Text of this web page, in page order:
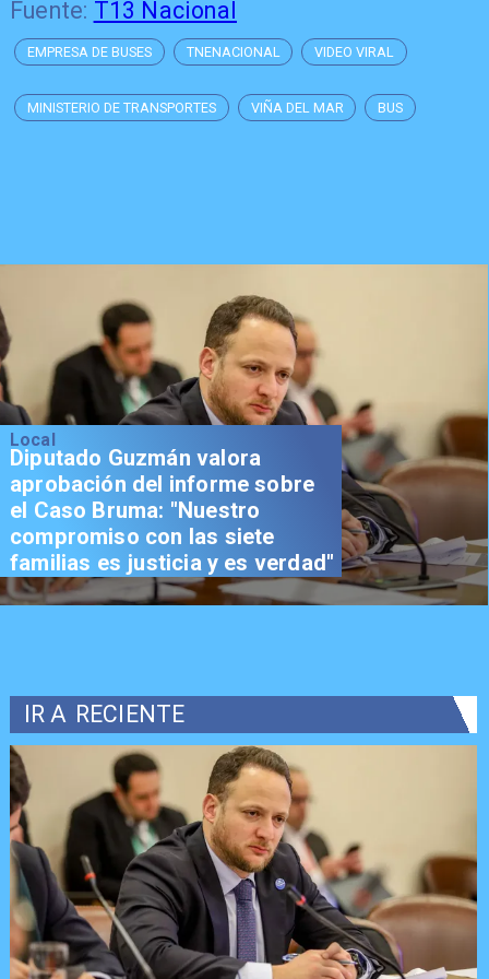
Fuente: T13 Nacional
EMPRESA DE BUSES TNENACIONAL VIDEO VIRAL
MINISTERIO DE TRANSPORTES VIÑA DEL MAR BUS
Local
Diputado Guzmán valora
aprobación del informe sobre
el Caso Bruma: "Nuestro
compromiso con las siete
familias es justicia y es verdad"
IR A RECIENTE